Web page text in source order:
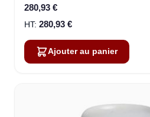
280,93 €
280,93 €
Ajouter au panier